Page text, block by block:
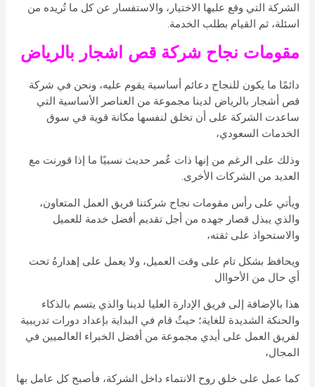
الشركة التي وقع عليها الاختيار، والاستفسار عن كل ما تُريده من
اسئلة، ثم القيام بطلب الخدمة.
مقومات نجاح شركة قص اشجار بالرياض
دائمًا ما يكون للنجاح دعائم أساسية يقوم عليه، ونحن في شركة
قص أشجار بالرياض لدينا مجموعة من العناصر الأساسية التي
ساعدت الشركة على أن تخلق لنفسها مكانة قوية في سوق
الخدمات السعودي،
وذلك على الرغم من إنها ذات عُمر حديث نسبيًا ما إذا قورنت مع
العديد من الشركات الأخرى.
ويأتي على رأس مقومات نجاح شركتنا فريق العمل المتعاون،
والذي يبذل قصار جهده من أجل تقديم أفضل خدمة للعميل
والاستحواذ على ثقته،
ويحافظ بشكل تام على وقت العميل، ولا يعمل على إهدارهُ تحت
أي حال من الأحواال
هذا بالإضافة إلى فريق الإدارة العليا لدينا والذي يتسم بالذكاء
والحنكة الشديدة للغاية؛ حيثُ قام في البداية بإعداد دورات تدريبية
لفريق العمل على أيدي مجموعة من أفضل الخبراء العالميين في
المجال،
كما عمل على خلق روح الانتماء داخل الشركة، فأصبح كل عامل بها